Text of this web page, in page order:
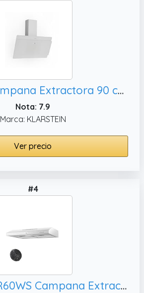
Klarstein Campana Extractora 90 cm Bajo Consumo, Blanco
Nota: 7.9
Marca: KLARSTEIN
Ver precio
#4
GASLAND SR60WS Campana Extractora 60 cm, Metal Blanco con Pantalla de Vidrio